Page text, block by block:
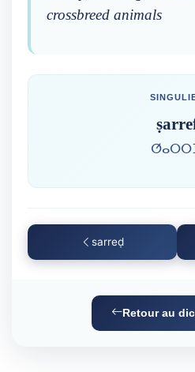
crossbreed animals
sarreḍ
Retour au